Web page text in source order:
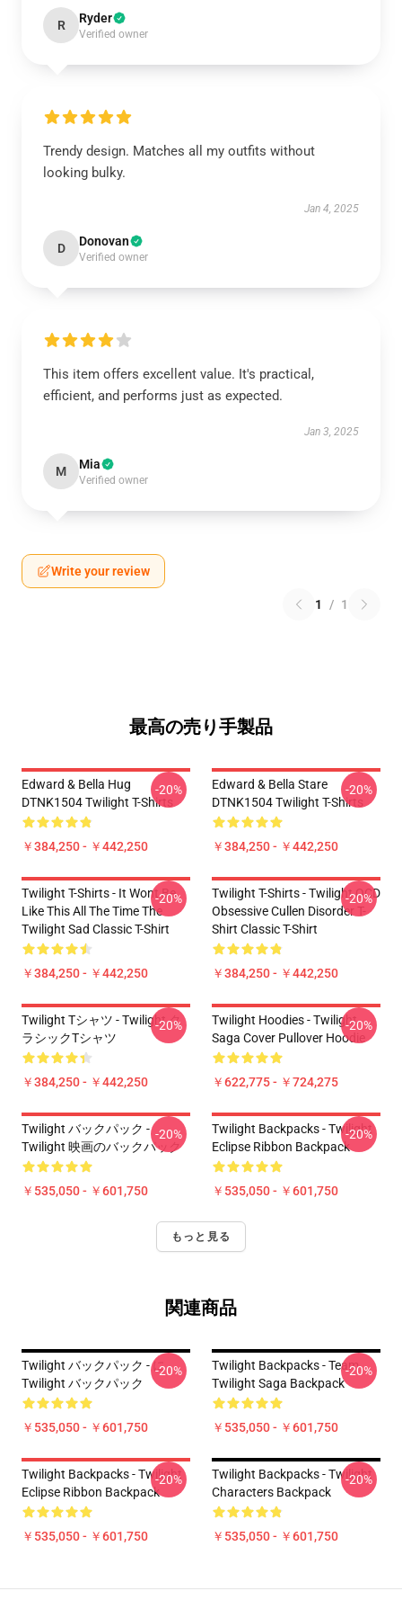
R Ryder
Verified owner
Trendy design. Matches all my outfits without
looking bulky.
Jan 4, 2025
D Donovan
Verified owner
This item offers excellent value. It's practical,
efficient, and performs just as expected.
Jan 3, 2025
M Mia
Verified owner
Write your review
1 / 1
最高の売り手製品
Edward & Bella Hug
DTNK1504 Twilight T-Shirts
￥384,250 - ￥442,250
-20%
Edward & Bella Stare
DTNK1504 Twilight T-Shirts
￥384,250 - ￥442,250
-20%
Twilight T-Shirts - It Wont Be
Like This All The Time The
Twilight Sad Classic T-Shirt
￥384,250 - ￥442,250
-20%
Twilight T-Shirts - Twilight OCD
Obsessive Cullen Disorder T-
Shirt Classic T-Shirt
￥384,250 - ￥442,250
-20%
Twilight Tシャツ - Twilight ク
ラシックTシャツ
￥384,250 - ￥442,250
-20%
Twilight Hoodies - Twilight
Saga Cover Pullover Hoodie
￥622,775 - ￥724,275
-20%
Twilight バックパック -
Twilight 映画のバックパック
￥535,050 - ￥601,750
-20%
Twilight Backpacks - Twilight
Eclipse Ribbon Backpack
￥535,050 - ￥601,750
-20%
もっと見る
関連商品
Twilight バックパック - に
Twilight バックパック
￥535,050 - ￥601,750
-20%
Twilight Backpacks - Team
Twilight Saga Backpack
￥535,050 - ￥601,750
-20%
Twilight Backpacks - Twilight
Eclipse Ribbon Backpack
￥535,050 - ￥601,750
-20%
Twilight Backpacks - Twilight
Characters Backpack
￥535,050 - ￥601,750
-20%